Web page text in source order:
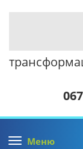
067
Меню